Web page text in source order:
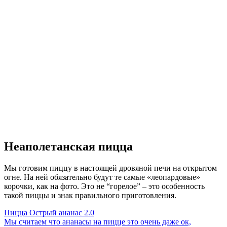
Неаполетанская пицца
Мы готовим пиццу в настоящей дровяной печи на открытом
огне. На ней обязательно будут те самые «леопардовые»
корочки, как на фото. Это не “горелое” – это особенность
такой пиццы и знак правильного приготовления.
Пицца Острый ананас 2.0
Мы считаем что ананасы на пицце это очень даже ок,